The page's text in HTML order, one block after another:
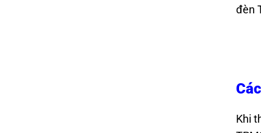
đèn
Khi